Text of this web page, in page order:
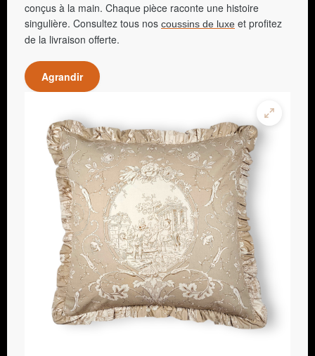
conçus à la main. Chaque pièce raconte une histoire
singulière. Consultez tous nos coussins de luxe et profitez
de la livraison offerte.
Agrandir